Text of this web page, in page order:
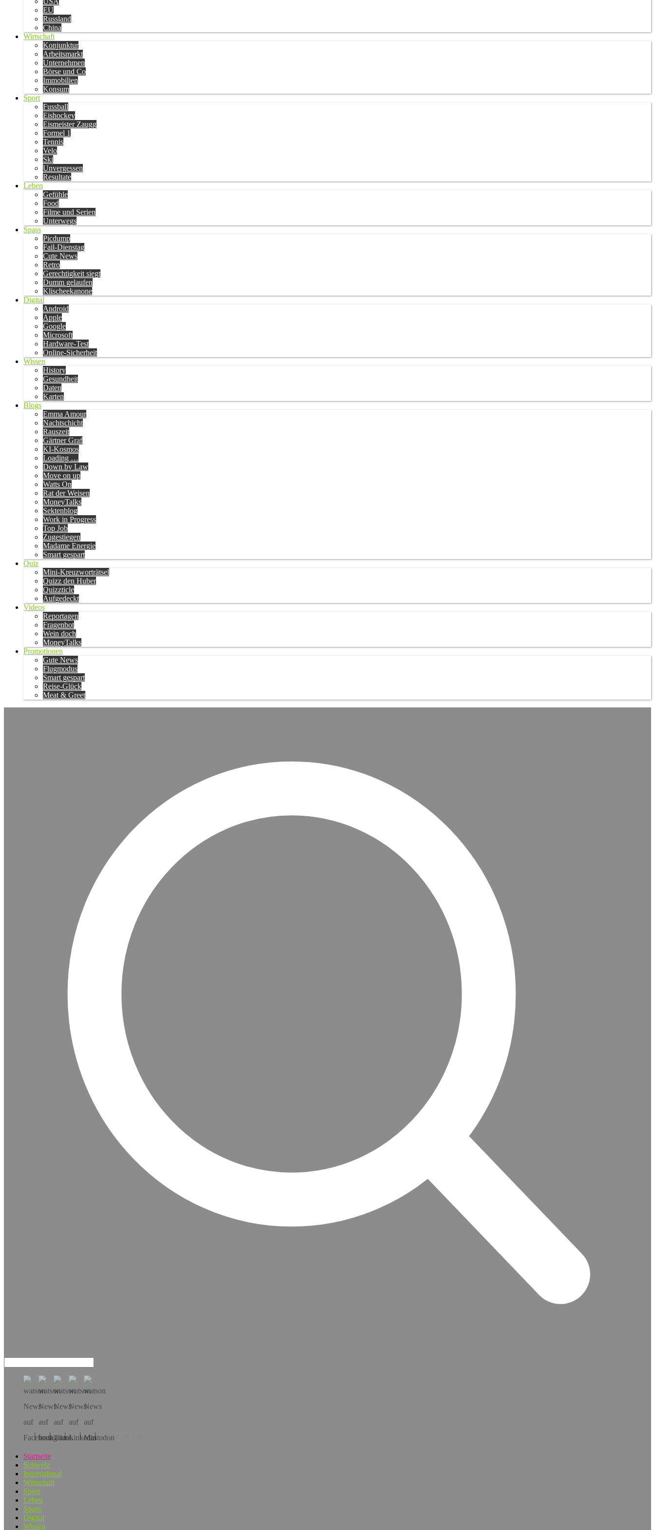
EU
Russland
China
Wirtschaft
Konjunktur
Arbeitsmarkt
Unternehmen
Börse und Co
Immobilien
Konsum
Sport
Fussball
Eishockey
Eismeister Zaugg
Formel 1
Tennis
Velo
Ski
Unvergessen
Resultate
Leben
Gefühle
Food
Filme und Serien
Unterwegs
Spass
Picdump
Fail-Dienstag
Cute News
Retro
Gerechtigkeit siegt
Dumm gelaufen
Klischeekanone
Digital
Android
Apple
Google
Microsoft
Hardware-Test
Online-Sicherheit
Wissen
History
Gesundheit
Daten
Karten
Blogs
Emma Amour
Nachtschicht
Rauszeit
Gärtner Graf
KI-Kosmos
Loading …
Down by Law
Move on up
Watts On
Rat der Weisen
MoneyTalks
Sektenblog
Work in Progress
Top Job
Zugestiegen
Madame Energie
Smart gespart
Quiz
Mini-Kreuzworträtsel
Quizz den Huber
Quizzticle
Aufgedeckt
Videos
Reportagen
Fragenbot
Wein doch
MoneyTalks
Promotionen
Gute News
Flugmodus
Smart gespart
Reise-Glück
Meat & Greet
Hol dir die App!
Startseite
Schweiz
International
Wirtschaft
Sport
Leben
Spass
Digital
Wissen